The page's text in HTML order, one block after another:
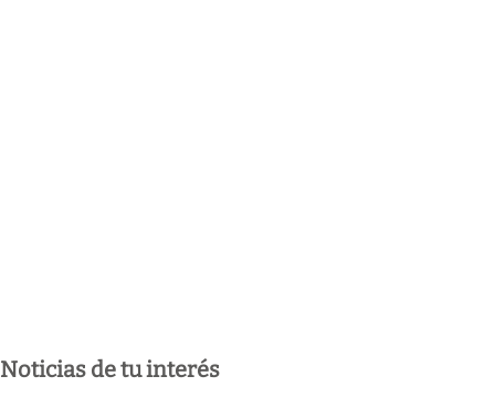
Noticias de tu interés